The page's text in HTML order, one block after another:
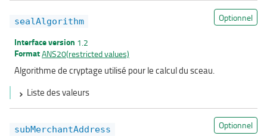
sealAlgorithm Optionnel
Interface version 1.2
FormatANS20(restricted values)
Algorithme de cryptage utilisé pour le calcul du sceau.
Liste des valeurs
subMerchantAddress Optionnel